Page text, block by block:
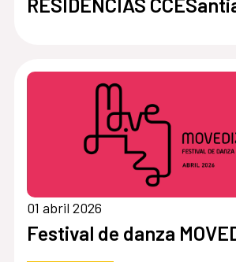
01 abril 2026
Festival de danza